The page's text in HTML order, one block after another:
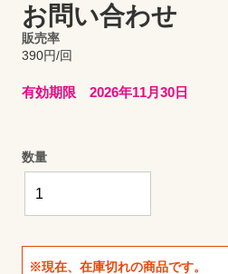
お問い合わせ
販売率
390円/回
有効期限 2026年11月30日
数量
※現在、在庫切れの商品です。